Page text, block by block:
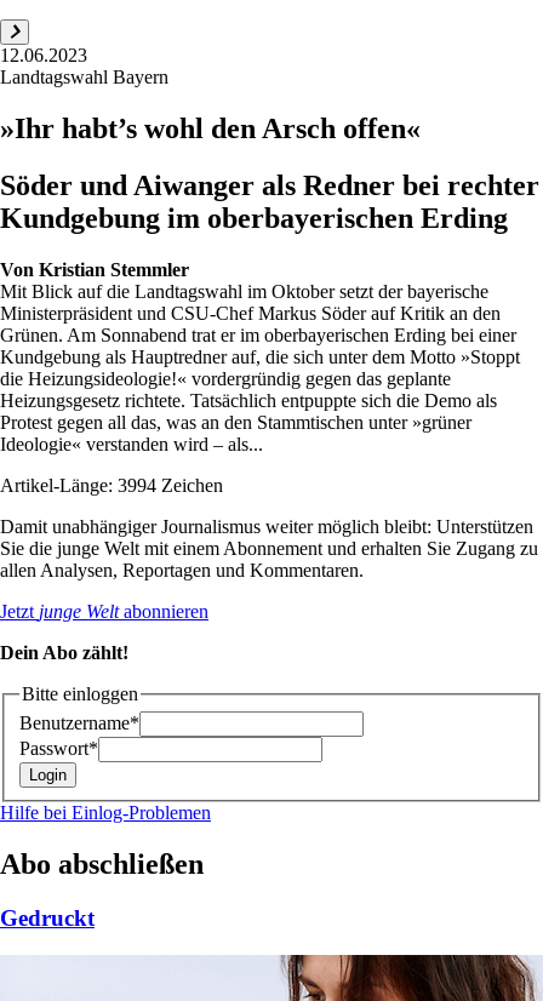
12.06.2023
Landtagswahl Bayern
»Ihr habt’s wohl den Arsch offen«
Söder und Aiwanger als Redner bei rechter
Kundgebung im oberbayerischen Erding
Von Kristian Stemmler
Mit Blick auf die Landtagswahl im Oktober setzt der bayerische
Ministerpräsident und CSU-Chef Markus Söder auf Kritik an den
Grünen. Am Sonnabend trat er im oberbayerischen Erding bei einer
Kundgebung als Hauptredner auf, die sich unter dem Motto »Stoppt
die Heizungsideologie!« vordergründig gegen das geplante
Heizungsgesetz richtete. Tatsächlich entpuppte sich die Demo als
Protest gegen all das, was an den Stammtischen unter »grüner
Ideologie« verstanden wird – als...
Artikel-Länge: 3994 Zeichen
Damit unabhängiger Journalismus weiter möglich bleibt: Unterstützen
Sie die junge Welt mit einem Abonnement und erhalten Sie Zugang zu
allen Analysen, Reportagen und Kommentaren.
Jetzt junge Weltabonnieren
Dein Abo zählt!
Bitte einloggen
Benutzername*
Passwort*
Hilfe bei Einlog-Problemen
Abo abschließen
Gedruckt